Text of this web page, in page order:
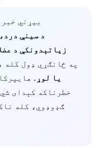
بیړني
زیاتېدونکې د
, ،
6.0 mmol/L یا لوړ .
خطرناکه کېدای